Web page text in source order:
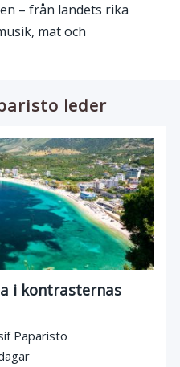
– från landets rika
mat och
leder
i kontrasternas
Paparisto